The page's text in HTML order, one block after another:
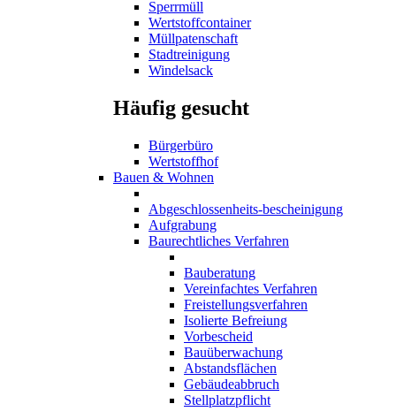
Sperrmüll
Wertstoffcontainer
Müllpatenschaft
Stadtreinigung
Windelsack
Häufig gesucht
Bürgerbüro
Wertstoffhof
Bauen & Wohnen
Abgeschlossenheits-bescheinigung
Aufgrabung
Baurechtliches Verfahren
Bauberatung
Vereinfachtes Verfahren
Freistellungsverfahren
Isolierte Befreiung
Vorbescheid
Bauüberwachung
Abstandsflächen
Gebäudeabbruch
Stellplatzpflicht